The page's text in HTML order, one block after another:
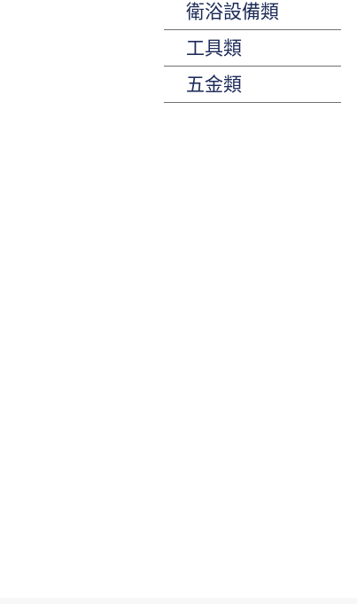
衛浴設備類
工具類
五金類